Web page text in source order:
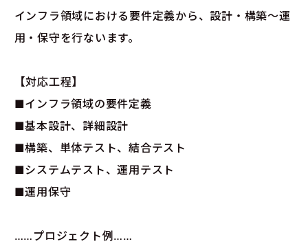
インフラ領域における要件定義から、設計・構築～運
用・保守を行ないます。
【対応工程】
■インフラ領域の要件定義
■基本設計、詳細設計
■構築、単体テスト、結合テスト
■システムテスト、運用テスト
■運用保守
……プロジェクト例……